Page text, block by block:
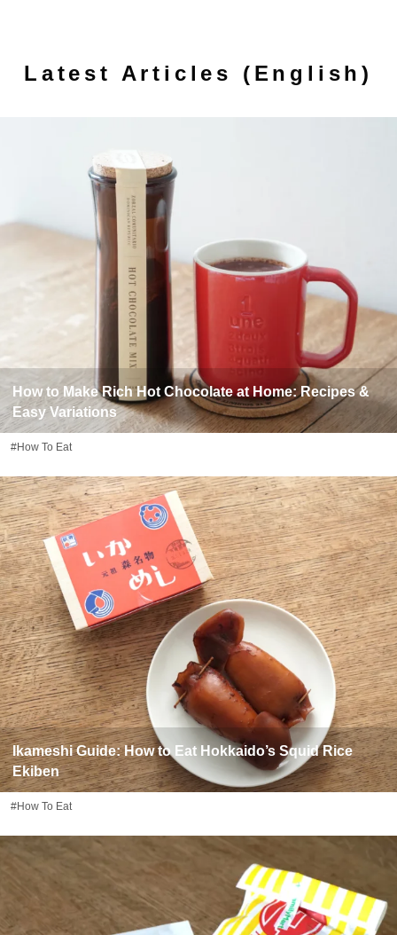
Latest Articles (English)
How to Make Rich Hot Chocolate at Home: Recipes &
Easy Variations
#How To Eat
Ikameshi Guide: How to Eat Hokkaido’s Squid Rice
Ekiben
#How To Eat